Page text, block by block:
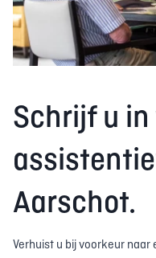
Schrijf u in
Aarschot.
Verhuist u bij voorkeur